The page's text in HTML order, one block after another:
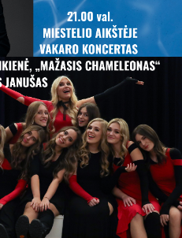
GENIUS LOCI
LOCI. Vydūno šviesos festivalis.
LOCI. Vydūno šviesos festivalis.
LOCI. Įrengtas Vydūno suolelis
LOCI. Kieme ,,dygsta"
LOCI. Rengiamas Vydūno suolelis
LOCI. Vydūno šviesos festivalio